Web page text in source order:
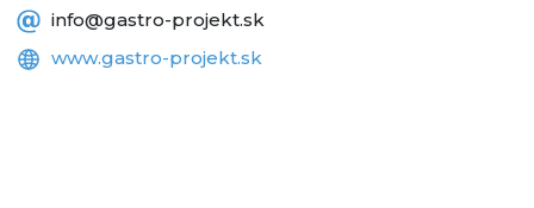
info@gastro-projekt.sk
www.gastro-projekt.sk